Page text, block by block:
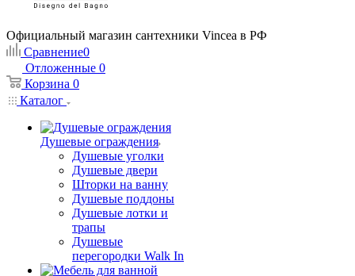
Официальный магазин сантехники Vincea в РФ
Сравнение0
Отложенные 0
Корзина 0
Каталог
Душевые ограждения
Душевые уголки
Душевые двери
Шторки на ванну
Душевые поддоны
Душевые лотки и
трапы
Душевые
перегородки Walk In